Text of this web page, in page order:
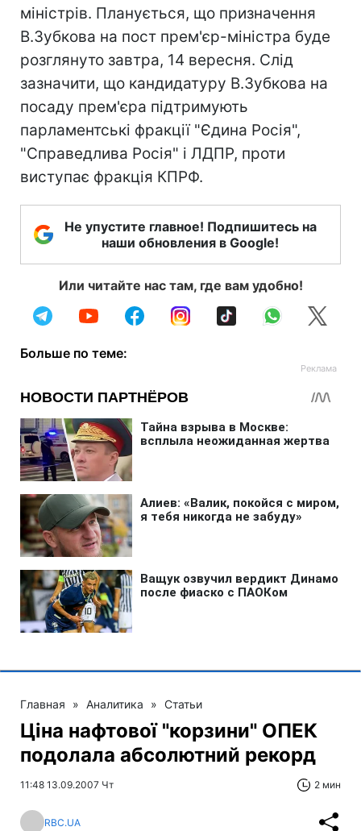
міністрів. Планується, що призначення
В.Зубкова на пост прем'єр-міністра буде
розглянуто завтра, 14 вересня. Слід
зазначити, що кандидатуру В.Зубкова на
посаду прем'єра підтримують
парламентські фракції "Єдина Росія",
"Справедлива Росія" і ЛДПР, проти
виступає фракція КПРФ.
Не упустите главное! Подпишитесь на
наши обновления в Google!
Или читайте нас там, где вам удобно!
Больше по теме:
Главная » Аналитика » Статьи
Ціна нафтової "корзини" ОПЕК
подолала абсолютний рекорд
11:48 13.09.2007 Чт 2 мин
RBC.UA